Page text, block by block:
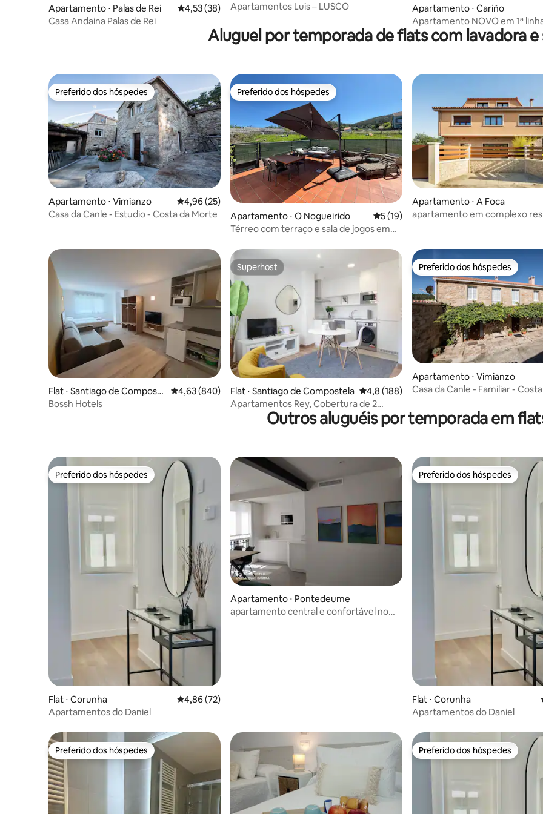
Apartamento ⋅ Palas de Rei 4,53 de uma avaliação média de 5, 38 avaliações
4,53 (38)
Casa Andaina Palas de Rei
Apartamentos Luis – LUSCO
Apartamento ⋅ Cariño
Apartamento NOVO em 1ª
Aluguel por temporada de flats com lavadora e
Preferido dos hóspedes
Preferido dos hóspedes
Apartamento ⋅ Vimianzo 4,96 de uma avaliação média de 5, 25 avaliações
4,96 (25)
Casa da Canle - Estudio - Costa da Morte
Preferido dos hóspedes
Preferido dos hóspedes
Apartamento ⋅ O Nogueirido 5 de uma avaliação média de 5, 19
5 (19)
Térreo com terraço e sala de jogos em
Apartamento ⋅ A Foca
apartamento em complexo
Flat ⋅ Santiago de Composte
la
4,63 de uma avaliação média de 5, 840 avaliações
4,63 (840)
Bossh Hotels
Superhost
Superhost
Flat ⋅ Santiago de Compostela 4,8 de uma avaliação média de 5, 188
4,8 (188)
Apartamentos Rey, Cobertura de 2
quartos com te...
Preferido dos hóspedes
Preferido dos hóspedes
Apartamento ⋅ Vimianzo
Casa da Canle - Familiar -
Outros aluguéis por temporada em
Preferido dos hóspedes
Preferido dos hóspedes
Flat ⋅ Corunha 4,86 de uma avaliação média de 5, 72 avaliações
4,86 (72)
Apartamentos do Daniel
Apartamento ⋅ Pontedeume
apartamento central e confortável no
Preferido dos hóspedes
Preferido dos hóspedes
Flat ⋅ Corunha
Apartamentos do Daniel
Preferido dos hóspedes
Preferido dos hóspedes Preferido dos hóspedes
Preferido dos hóspedes